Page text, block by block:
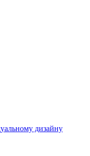
дизайну